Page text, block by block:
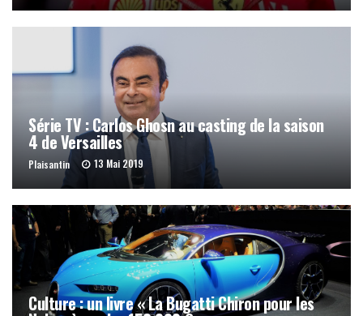
Série TV : Carlos Ghosn au casting de la saison
4 de Versailles
Plaisantin 13 Mai 2019
Culture : un livre « La Bugatti Chiron pour les